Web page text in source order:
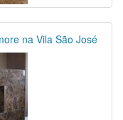
na Vila São José